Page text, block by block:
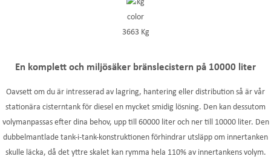
3663 Kg
En komplett och miljösäker bränslecistern på 10000 liter
Oavsett om du är intresserad av lagring, hantering eller distribution så är vår
stationära cisterntank för diesel en mycket smidig lösning. Den kan dessutom
volymanpassas efter dina behov, upp till 60000 liter och ner till 10000 liter. Den
dubbelmantlade tank-i-tank-konstruktionen förhindrar utsläpp om innertanken
skulle läcka, då det yttre skalet kan rymma hela 110% av innertankens volym.